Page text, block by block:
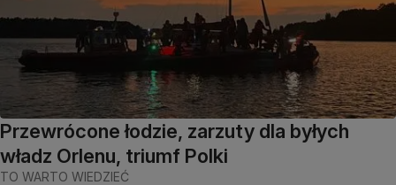
Przewrócone łodzie, zarzuty dla byłych
władz Orlenu, triumf Polki
TO WARTO WIEDZIEĆ